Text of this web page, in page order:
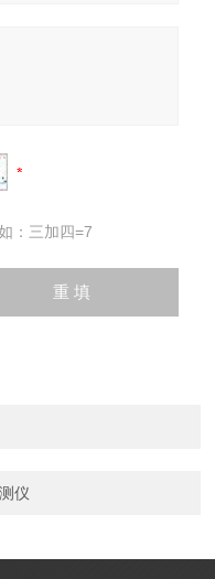
：三加四=7
仪